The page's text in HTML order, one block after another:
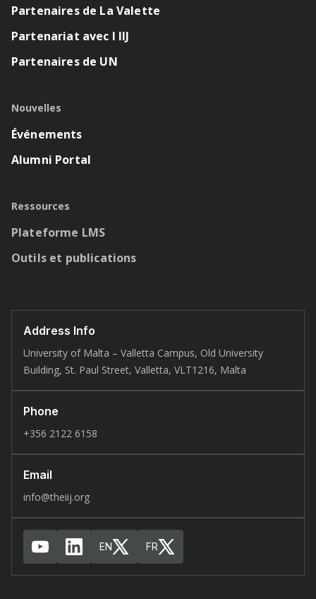
Partenaires de La Valette
Partenariat avec l IIJ
Partenaires de UN
Nouvelles
Événements
Alumni Portal
Ressources
Plateforme LMS
Outils et publications
Address Info
University of Malta – Valletta Campus, Old University
Building, St. Paul Street, Valletta, VLT1216, Malta
Phone
+356 2122 6158
Email
info@theiij.org
EN FR